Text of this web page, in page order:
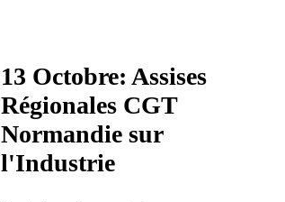
13 Octobre: Assises
Régionales CGT
Normandie sur
l'Industrie